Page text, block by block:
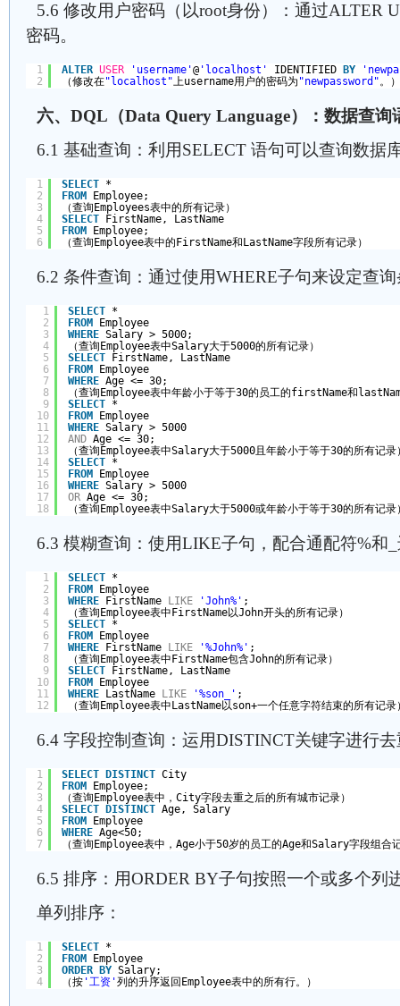
5.6 修改用户密码（以root身份）：通过ALTER
密码。
1
2
ALTER USER 'username'@ 'localhost' IDENTIFIED BY
（修改在"localhost"上username用户的密码为 "newpassword"。）
六、DQL（Data Query Language）：数据查询
6.1 基础查询：利用SELECT 语句可以查询数据
1
2
3
4
5
6
SELECT *
FROM
Employee;
（查询Employees表中的所有记录）
SELECT
FirstName, LastName
FROM
Employee;
（查询Employee表中的FirstName和LastName字段所有记录）
6.2 条件查询：通过使用WHERE子句来设定查
1
2
3
4
5
6
7
8
9
10
11
12
13
14
15
16
17
18
SELECT *
FROM
Employee
WHERE Salary > 5000;
（查询Employee表中Salary大于5000的所有记录）
SELECT
FirstName, LastName
FROM
Employee
WHERE Age <= 30;
（查询Employee表中年龄小于等于30的员工的firstName和
SELECT *
FROM
Employee
WHERE Salary > 5000
AND Age <= 30;
（查询Employee表中Salary大于5000且年龄小于等于30的所有记录
SELECT *
FROM
Employee
WHERE Salary > 5000
OR Age <= 30;
（查询Employee表中Salary大于5000或年龄小于等于30的所有记录
6.3 模糊查询：使用LIKE子句，配合通配符%和
1
2
3
4
5
6
7
8
9
10
11
12
SELECT *
FROM
Employee
WHERE
FirstName LIKE 'John%' ;
（查询Employee表中FirstName以John开头的所有记录）
SELECT *
FROM
Employee
WHERE
FirstName LIKE '%John%' ;
（查询Employee表中FirstName包含John的所有记录）
SELECT
FirstName, LastName
FROM
Employee
WHERE
LastName LIKE '%son_' ;
（查询Employee表中LastName以son+一个任意字符结束的所有记录
6.4 字段控制查询：运用DISTINCT关键字进行
1
2
3
4
5
6
7
SELECT DISTINCT City
FROM
Employee;
（查询Employee表中，City字段去重之后的所有城市记录）
SELECT
DISTINCT Age, Salary
FROM
Employee
WHERE Age<50;
（查询Employee表中，Age小于50岁的员工的Age和Salary字段组合
6.5 排序：用ORDER BY子句按照一个或多个列
单列排序：
1
2
3
4
SELECT *
FROM
Employee
ORDER
BY Salary;
（按 '工资'列的升序返回Employee表中的所有行。）